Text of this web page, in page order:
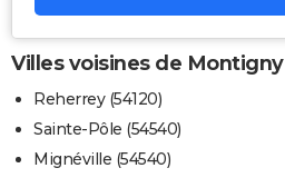
Villes voisines de Montigny
Reherrey (54120)
Sainte-Pôle (54540)
Mignéville (54540)